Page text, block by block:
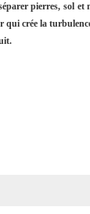
pierres, sol
qui crée la